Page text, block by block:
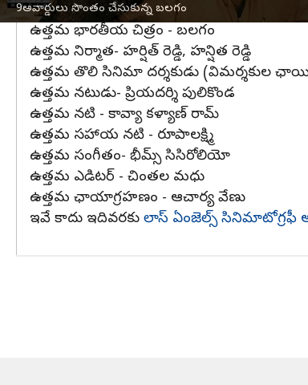
9అవార్డులు సొంతం చేసుకున్న బలగం
ఇండో ఫ్రెంఛ్ ఇంటర్నేషనల్ ఫిలిమ్ ఫెస్టివల్ లో
ఉత్తమ భారతీయ చిత్రం - బలగం
ఉత్తమ నిర్మాత- హర్షిత్ రెడ్డి, హన్షిత రెడ్డి
ఉత్తమ తొలి సినిమా దర్శకుడు (విమర్శకుల
ఉత్తమ నటుడు- ప్రియదర్శి పులికొండ
ఉత్తమ నటి - కావ్యా కళ్యాణ్ రామ్
ఉత్తమ సహాయ నటి - రూపాలక్ష్మి
ఉత్తమ సంగీతం- భీమ్స్ సిసిరోలియో
ఉత్తమ ఎడిటర్ - చింతల మధు
ఉత్తమ ఛాయాగ్రహణం - ఆచార్య వేణు
ఇవే కాదు ఇదివరకు లాస్ ఏంజెల్స్ సినిమాటోగ్రఫీ